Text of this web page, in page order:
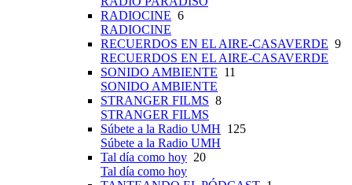
RADIOCINE 6
RADIOCINE
RECUERDOS EN EL AIRE-CASAVERDE 9
RECUERDOS EN EL AIRE-CASAVERDE
SONIDO AMBIENTE 11
SONIDO AMBIENTE
STRANGER FILMS 8
STRANGER FILMS
Súbete a la Radio UMH 125
Súbete a la Radio UMH
Tal día como hoy 20
Tal día como hoy